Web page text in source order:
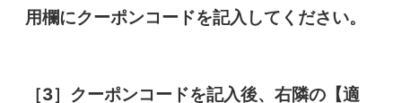
用欄にクーポンコードを記入してください。
［3］クーポンコードを記入後、右隣の【適